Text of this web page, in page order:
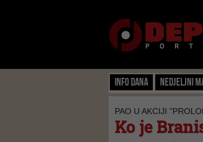
Info dana Nedjeljni
PAO U AKCIJI
Ko je